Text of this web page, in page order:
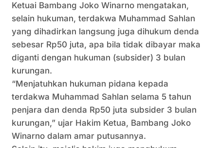
Ketuai Bambang Joko Winarno mengatakan,
selain hukuman, terdakwa Muhammad Sahlan
yang dihadirkan langsung juga dihukum denda
sebesar Rp50 juta, apa bila tidak dibayar maka
diganti dengan hukuman (subsider) 3 bulan
kurungan.
“Menjatuhkan hukuman pidana kepada
terdakwa Muhammad Sahlan selama 5 tahun
penjara dan denda Rp50 juta subsider 3 bulan
kurungan,” ujar Hakim Ketua, Bambang Joko
Winarno dalam amar putusannya.